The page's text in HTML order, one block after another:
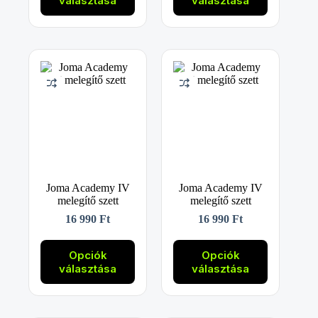
A
változatok
a
termékoldalon
A
változatok
a
termékoldalon
Joma Academy IV
melegítő szett
16 990Ft
Opciók
választása
Ennek
a
terméknek
Joma Academy IV
melegítő szett
16 990Ft
Opciók
választása
Ennek
a
terméknek